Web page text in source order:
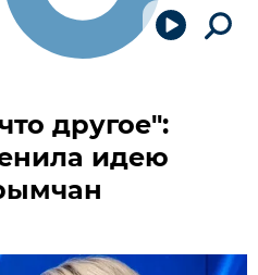
другое":
идею